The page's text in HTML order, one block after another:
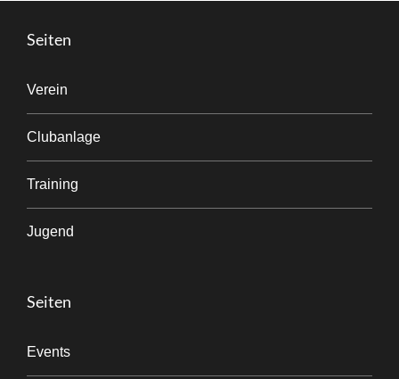
Seiten
Verein
Clubanlage
Training
Jugend
Seiten
Events